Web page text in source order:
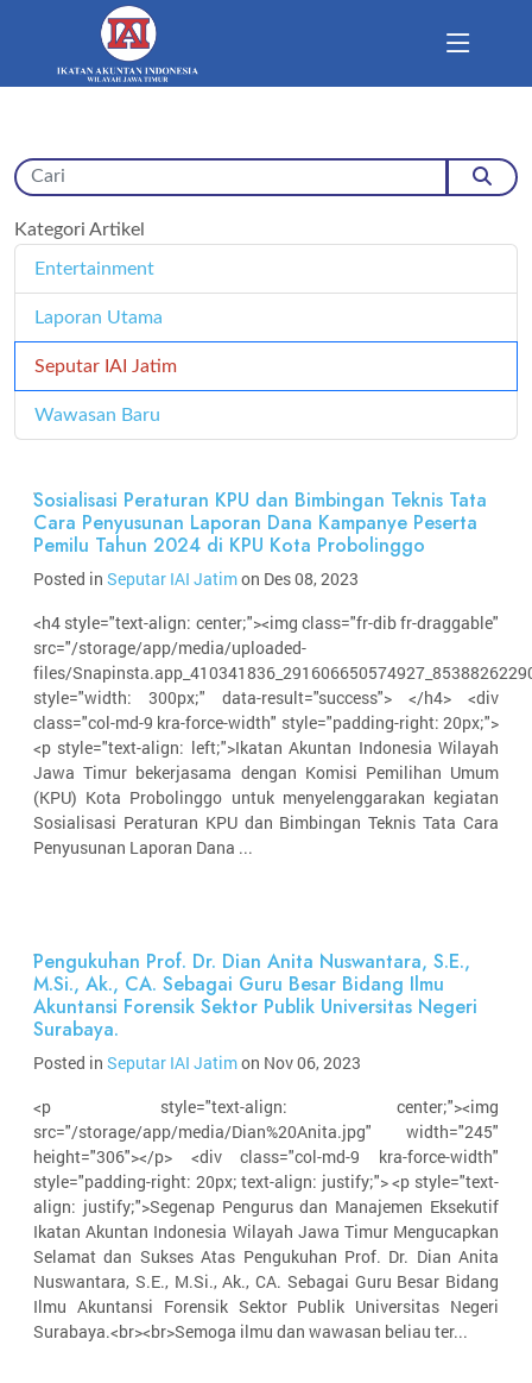
Kategori Artikel
Entertainment
Laporan Utama
Seputar IAI Jatim
Wawasan Baru
Sosialisasi Peraturan KPU dan Bimbingan Teknis Tata
Cara Penyusunan Laporan Dana Kampanye Peserta
Pemilu Tahun 2024 di KPU Kota Probolinggo
Posted in Seputar IAI Jatimon Des 08, 2023
<h4 style="text-align: center;"><img class="fr-dib fr-draggable"
src="/storage/app/media/uploaded-
files/
style="width: 300px;" data-result="success"> </h4> <div
class="col-md-9 kra-force-width" style="padding-right: 20px;">
<p style="text-align: left;">Ikatan Akuntan Indonesia Wilayah
Jawa Timur bekerjasama dengan Komisi Pemilihan Umum
(KPU) Kota Probolinggo untuk menyelenggarakan kegiatan
Sosialisasi Peraturan KPU dan Bimbingan Teknis Tata Cara
Penyusunan Laporan Dana ...
Pengukuhan Prof. Dr. Dian Anita Nuswantara, S.E.,
M.Si., Ak., CA. Sebagai Guru Besar Bidang Ilmu
Akuntansi Forensik Sektor Publik Universitas Negeri
Surabaya.
Posted in Seputar IAI Jatimon Nov 06, 2023
<p style="text-align: center;"><img
src="/storage/app/media/Dian%20Anita.jpg" width="245"
height="306"></p> <div class="col-md-9 kra-force-width"
style="padding-right: 20px; text-align: justify;"> <p style="text-
align: justify;">Segenap Pengurus dan Manajemen Eksekutif
Ikatan Akuntan Indonesia Wilayah Jawa Timur Mengucapkan
Selamat dan Sukses Atas Pengukuhan Prof. Dr. Dian Anita
Nuswantara, S.E., M.Si., Ak., CA. Sebagai Guru Besar Bidang
Ilmu Akuntansi Forensik Sektor Publik Universitas Negeri
Surabaya.<br><br>Semoga ilmu dan wawasan beliau ter...